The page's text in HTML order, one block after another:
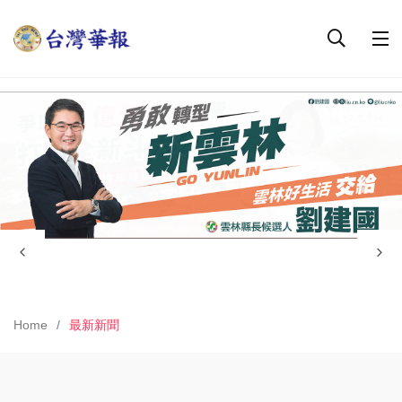
Home 最新新聞